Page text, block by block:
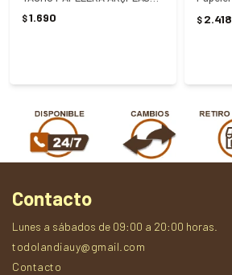
$1.690 $ 2.418
Contacto
Lunes a sábados de 09:00 a 20:00 horas.
todolandiauy@gmail.com
Contacto